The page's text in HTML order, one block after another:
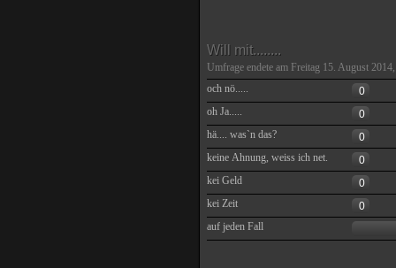
Will mit........
Umfrage endete am Freitag 15. August
och nö.....
0
oh Ja.....
0
hä.... was`n das?
0
keine Ahnung, weiss ich net.
0
kei Geld
0
kei Zeit
0
auf jeden Fall